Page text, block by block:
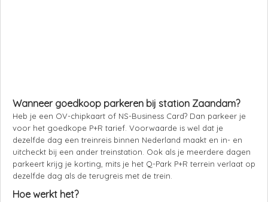
Wanneer goedkoop parkeren bij station Zaandam?
Heb je een OV-chipkaart of NS-Business Card? Dan parkeer je
voor het goedkope P+R tarief. Voorwaarde is wel dat je
dezelfde dag een treinreis binnen Nederland maakt en in- en
uitcheckt bij een ander treinstation. Ook als je meerdere dagen
parkeert krijg je korting, mits je het Q-Park P+R terrein verlaat op
dezelfde dag als de terugreis met de trein.
Hoe werkt het?